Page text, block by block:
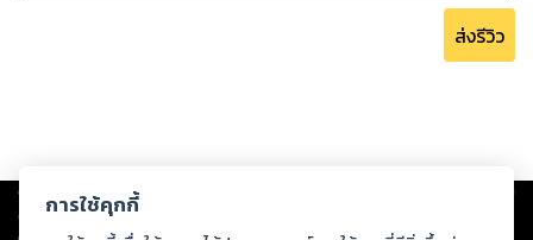
ส่งรีวิว
Copyright © 2026
ต่อผลงานหรือเนื้อหาใดที่อัปโหลดผ่านเว็บไซต์และปรากฏว่าละเมิดสิทธิใน
การใช้คุกกี้